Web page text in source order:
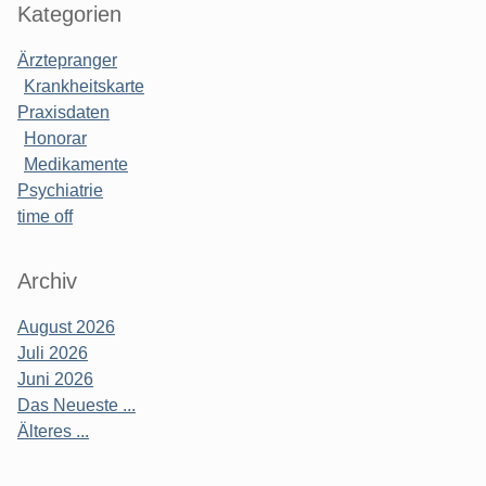
Kategorien
Ärztepranger
Krankheitskarte
Praxisdaten
Honorar
Medikamente
Psychiatrie
time off
Archiv
August 2026
Juli 2026
Juni 2026
Das Neueste ...
Älteres ...